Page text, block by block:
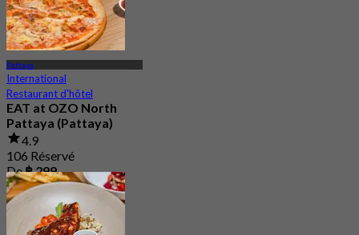
Pattaya
International
Restaurant d'hôtel
EAT at OZO North
Pattaya (Pattaya)
4.9
106 Réservé
De฿ 299